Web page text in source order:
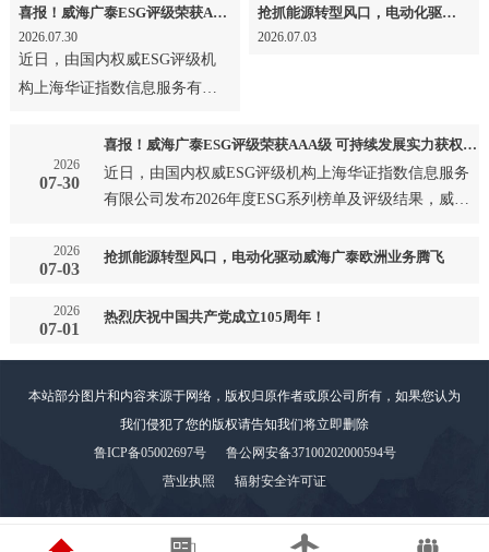
喜报！威海广泰ESG评级荣获AAA级 可持续发展实力获权威认可
2026.07.30
近日，由国内权威ESG评级机
构上海华证指数信息服务有限
单及评级结果，威海广泰成
功…
抢抓能源转型风口，电动化驱动威海广泰欧洲业务腾飞
2026.07.03
2026
07-30
喜报！威海广泰ESG评级荣获AAA级 可持续发展实力获权威认可
近日，由国内权威ESG评级机构上海华证指数信息服务
有限公司发布2026年度ESG系列榜单及评级结果，威海
2026
07-03
抢抓能源转型风口，电动化驱动威海广泰欧洲业务腾飞
2026
07-01
热烈庆祝中国共产党成立105周年！
本站部分图片和内容来源于网络，版权归原作者或原公司所有，如果您认为
我们侵犯了您的版权请告知我们将立即删除
鲁ICP备05002697号
鲁公网安备37100202000594号
营业执照
辐射安全许可证